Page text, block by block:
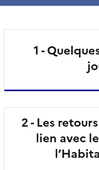
1 -
2 - Les
lien avec